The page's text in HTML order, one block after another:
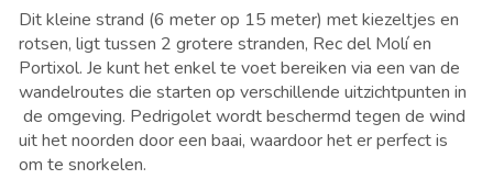
Dit kleine strand (6 meter op 15 meter) met kiezeltjes en
rotsen, ligt tussen 2 grotere stranden, Rec del Molí en
Portixol. Je kunt het enkel te voet bereiken via een van de
wandelroutes die starten op verschillende uitzichtpunten in
de omgeving. Pedrigolet wordt beschermd tegen de wind
uit het noorden door een baai, waardoor het er perfect is
om te snorkelen.